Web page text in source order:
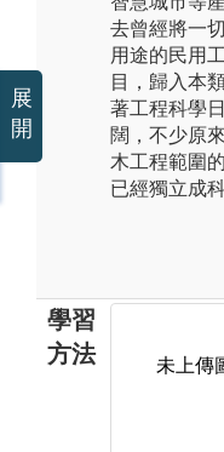
去曾經將一
用途的民用
目，歸入本
著工程科學
闊，不少原
木工程範圍
已經獨立成
學習
方法
未上傳
展
開